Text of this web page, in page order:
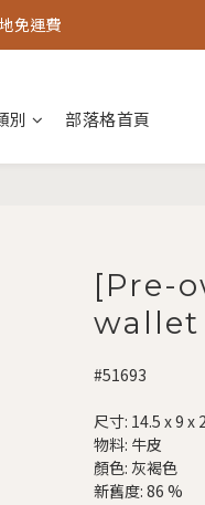
免運費
別 部落格首頁
[Pre-
wallet
#51693
尺寸: 14.5 x 9 x
物料: 牛皮
顏色: 灰褐色
新舊度: 86 %